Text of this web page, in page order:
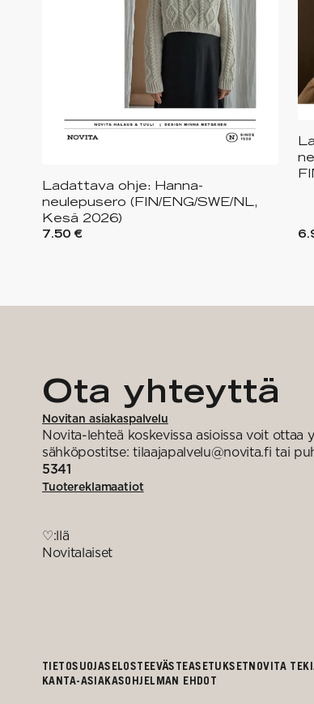
Ladattava ohje: Hanna-
neulepusero (FIN/ENG/SWE/NL,
Kesä 2026)
7.50 €
Ota yhteyttä
Novitan asiakaspalvelu
Novita-lehteä koskevissa asioissa voit ottaa
sähköpostitse: tilaajapalvelu@novita.fi tai
5341
Tuotereklamaatiot
♡:llä
Novitalaiset
TIETOSUOJASELOSTEEVÄSTEASETUKSETNOVITA
KANTA-ASIAKASOHJELMAN EHDOT